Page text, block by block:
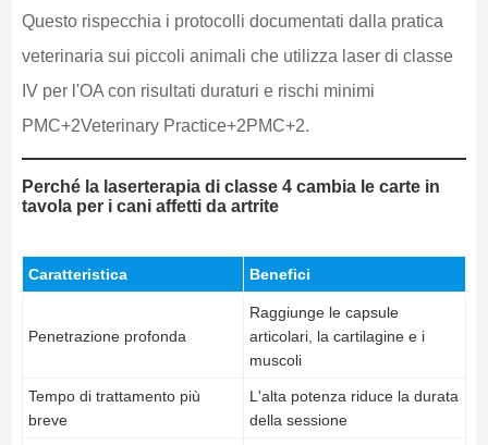
Questo rispecchia i protocolli documentati dalla pratica
veterinaria sui piccoli animali che utilizza laser di classe
IV per l'OA con risultati duraturi e rischi minimi
PMC+2Veterinary Practice+2PMC+2.
Perché la laserterapia di classe 4 cambia le carte in
tavola per i cani affetti da artrite
Caratteristica Benefici
Penetrazione profonda
Raggiunge le capsule
articolari, la cartilagine e i
muscoli
Tempo di trattamento più
breve
L'alta potenza riduce la durata
della sessione